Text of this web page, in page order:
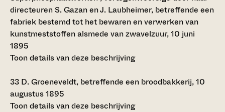
directeuren S. Gazan en J. Laubheimer, betreffende een
fabriek bestemd tot het bewaren en verwerken van
kunstmeststoffen alsmede van zwavelzuur, 10 juni
1895
Toon details van deze beschrijving
33 D. Groeneveldt, betreffende een broodbakkerij, 10
augustus 1895
Toon details van deze beschrijving